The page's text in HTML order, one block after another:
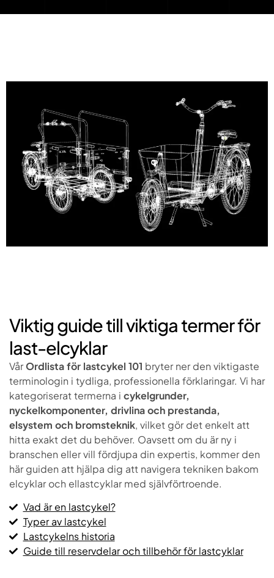
Viktig guide till viktiga termer för
last-elcyklar
VårOrdlista för lastcykel 101 bryter ner den viktigaste
terminologin i tydliga, professionella förklaringar. Vi har
kategoriserat termerna i cykelgrunder,
nyckelkomponenter, drivlina och prestanda,
elsystem och bromsteknik, vilket gör det enkelt att
hitta exakt det du behöver. Oavsett om du är ny i
branschen eller vill fördjupa din expertis, kommer den
här guiden att hjälpa dig att navigera tekniken bakom
elcyklar och ellastcyklar med självförtroende.
Vad är en lastcykel?
Typer av lastcykel
Lastcykelns historia
Guide till reservdelar och tillbehör för lastcyklar